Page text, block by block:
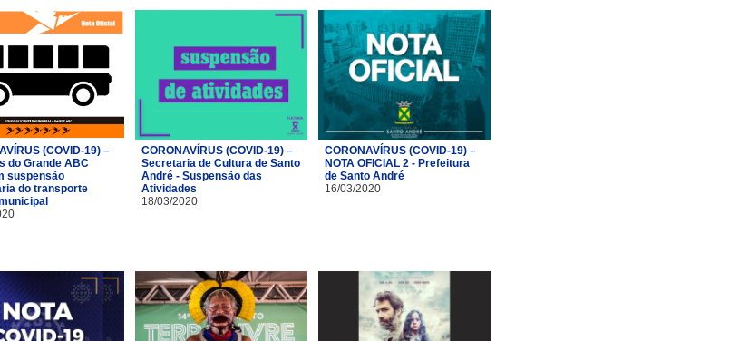
(COVID-19) –
do Grande ABC
suspensão
do transporte
CORONAVÍRUS (COVID-19) –
Secretaria de Cultura de Santo
André - Suspensão das
Atividades
18/03/2020
CORONAVÍRUS (COVID-19) –
NOTA OFICIAL 2 - Prefeitura
de Santo André
16/03/2020